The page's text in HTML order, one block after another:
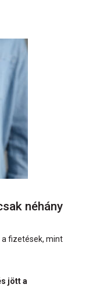
néhány
a fizetések, mint
jött a